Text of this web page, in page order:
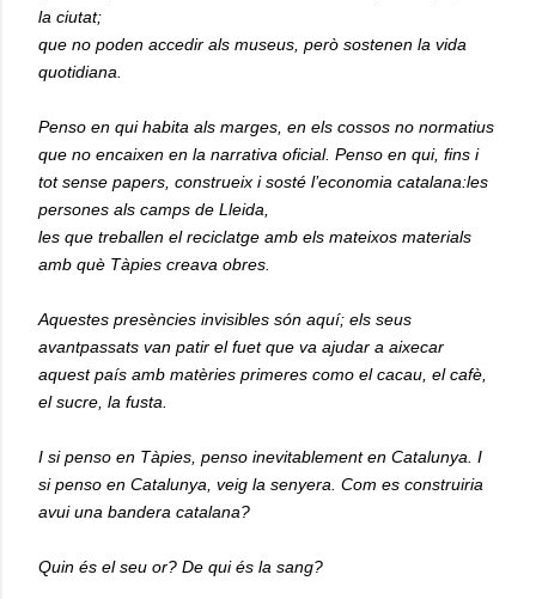
la ciutat;
que no poden accedir als museus, però sostenen la vida
quotidiana.
Penso en qui habita als marges, en els cossos no normatius
que no encaixen en la narrativa oficial. Penso en qui, fins i
tot sense papers, construeix i sosté l’economia catalana:les
persones als camps de Lleida,
les que treballen el reciclatge amb els mateixos materials
amb què Tàpies creava obres.
Aquestes presències invisibles són aquí; els seus
avantpassats van patir el fuet que va ajudar a aixecar
aquest país amb matèries primeres como el cacau, el cafè,
el sucre, la fusta.
I si penso en Tàpies, penso inevitablement en Catalunya. I
si penso en Catalunya, veig la senyera. Com es construiria
avui una bandera catalana?
Quin és el seu or? De qui és la sang?